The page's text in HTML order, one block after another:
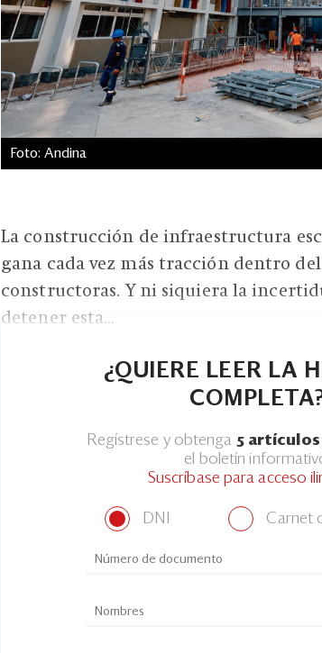
Foto: Andina
La construcción de infraestructura
gana cada vez más tracción dentro
constructoras. Y ni siquiera la
detener esta...
¿QUIERE LEER LA
Regístrese y obtenga 5
el boletín
Suscríbase para acceso
DNI Carnet